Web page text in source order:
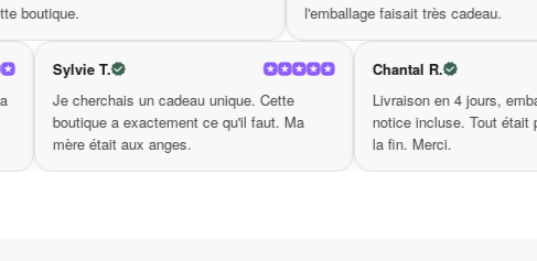
Design chic : Apportez une touche
Confort exceptionnel : La bandoulière
Résistance remarquable : Fabriqué avec
Rangement optimisé : Compartiments
N’hésitez plus et faites de cesac à bandoulière
l'emballage faisait très cadeau.
aussi
identique à la
ce qu'on
de confiance.
Je cherchais un cadeau unique. Cette
boutique a exactement ce qu'il faut. Ma
mère était aux anges.